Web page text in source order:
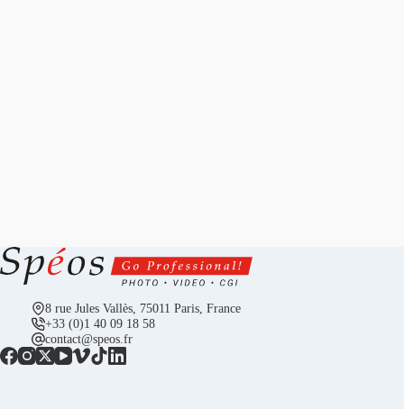
8 rue Jules Vallès, 75011 Paris, France
+33 (0)1 40 09 18 58
contact@speos.fr